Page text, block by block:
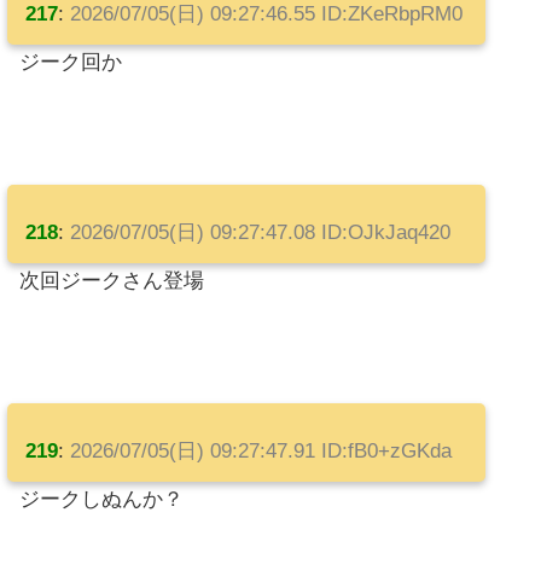
217: 2026/07/05(日) 09:27:46.55 ID:ZKeRbpRM0
ジーク回か
218: 2026/07/05(日) 09:27:47.08 ID:OJkJaq420
次回ジークさん登場
219: 2026/07/05(日) 09:27:47.91 ID:fB0+zGKda
ジークしぬんか？